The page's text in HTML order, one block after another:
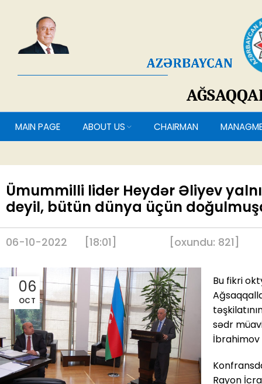
MAIN PAGE ABOUT US CHAIRMAN
Ümummilli lider Heydər Əliyev
deyil, bütün dünya üçün
06-10-2022 [18:01] [oxundu: 821]
06
OCT
Bu fikri
sədr
İbrahimov
Rayon